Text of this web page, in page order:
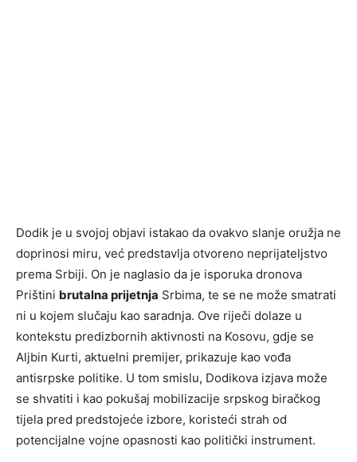
Dodik je u svojoj objavi istakao da ovakvo slanje oružja ne
doprinosi miru, već predstavlja otvoreno neprijateljstvo
prema Srbiji. On je naglasio da je isporuka dronova
Prištini brutalna prijetnja Srbima, te se ne može smatrati
ni u kojem slučaju kao saradnja. Ove riječi dolaze u
kontekstu predizbornih aktivnosti na Kosovu, gdje se
Aljbin Kurti, aktuelni premijer, prikazuje kao vođa
antisrpske politike. U tom smislu, Dodikova izjava može
se shvatiti i kao pokušaj mobilizacije srpskog biračkog
tijela pred predstojeće izbore, koristeći strah od
potencijalne vojne opasnosti kao politički instrument.